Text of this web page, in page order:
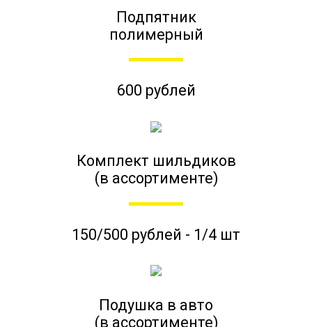
Подпятник
полимерный
600 рублей
Комплект шильдиков
(в ассортименте)
150/500 рублей - 1/4 шт
Подушка в авто
(в ассортименте)